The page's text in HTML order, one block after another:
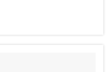
κατοικιών και οι
ελέγχου της
απόδοσης. Τα